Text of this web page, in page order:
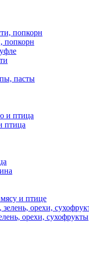
попкорн
пасты
птица
и птице
орехи, сухофрукты